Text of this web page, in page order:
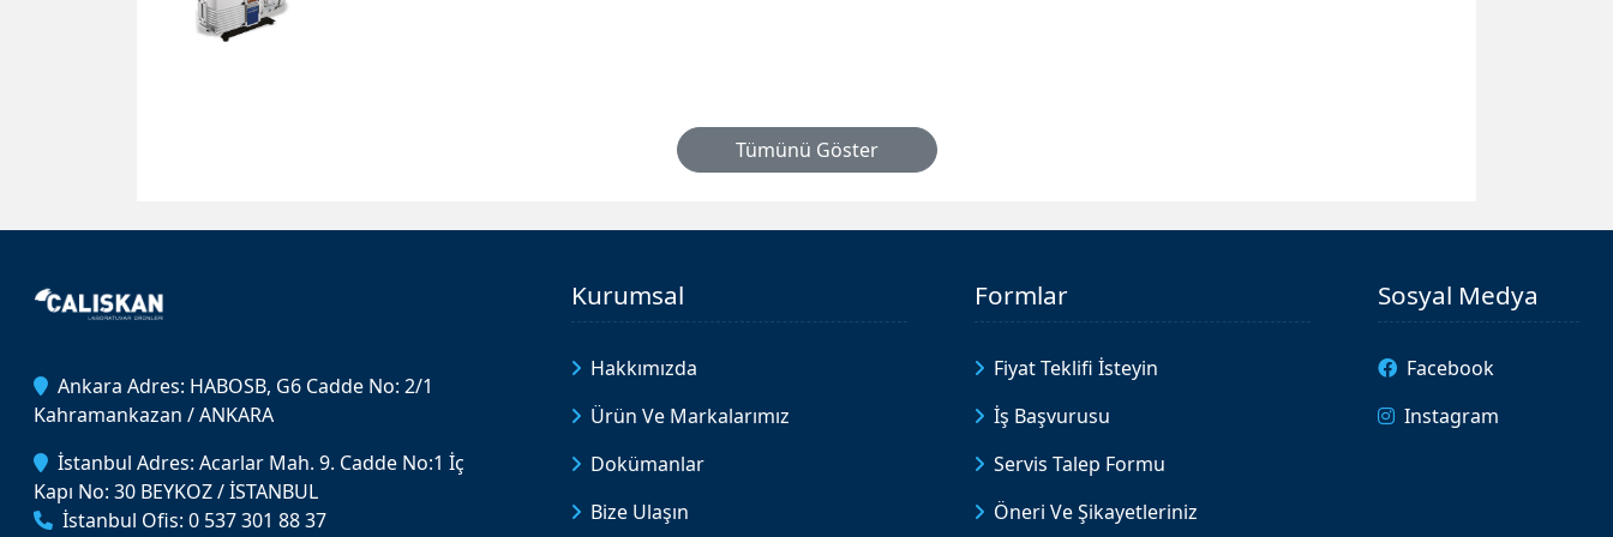
Tümünü Göster
Ankara Adres: HABOSB, G6 Cadde No: 2/1
Kahramankazan / ANKARA
İstanbul Adres: Acarlar Mah. 9. Cadde No:1 İç
Kapı No: 30 BEYKOZ / İSTANBUL
İstanbul Ofis: 0 537 301 88 37
Kurumsal
Hakkımızda
Ürün Ve Markalarımız
Dokümanlar
Bize Ulaşın
Formlar
Fiyat Teklifi İsteyin
İş Başvurusu
Servis Talep Formu
Öneri Ve Şikayetleriniz
Sosyal Medya
Facebook
Instagram